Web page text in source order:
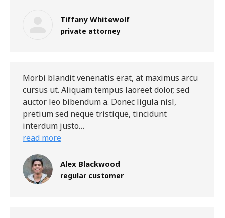
Tiffany Whitewolf
private attorney
Morbi blandit venenatis erat, at maximus arcu
cursus ut. Aliquam tempus laoreet dolor, sed
auctor leo bibendum a. Donec ligula nisl,
pretium sed neque tristique, tincidunt
interdum justo…
read more
Alex Blackwood
regular customer